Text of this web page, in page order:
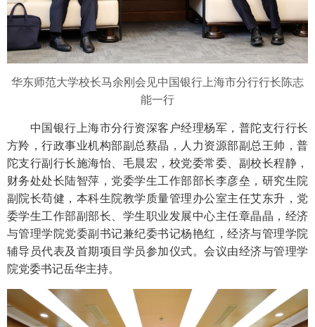
华东师范大学校长马余刚会见中国银行上海市分行行长陈志
能一行
中国银行上海市分行资深客户经理杨军，普陀支行行长
方羚，行政事业机构部副总蔡晶，人力资源部副总王帅，普
陀支行副行长施海怡、毛晨宏，校党委常委、副校长程静，
财务处处长陆智萍，党委学生工作部部长李彦垒，研究生院
副院长苟健，本科生院教学质量管理办公室主任艾东升，党
委学生工作部副部长、学生职业发展中心主任章晶晶，经济
与管理学院党委副书记兼纪委书记杨艳红，经济与管理学院
辅导员代表及首期项目学员参加仪式。会议由经济与管理学
院党委书记岳华主持。